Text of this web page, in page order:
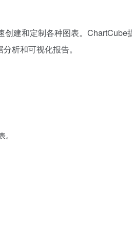
创建和定制各种图表。ChartCube
析和可视化报告。